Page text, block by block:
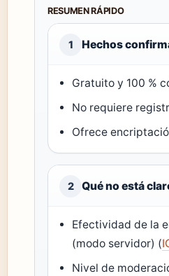
RESUMEN RÁPIDO
1 Hechos
Gratuito y 100 %
No requiere
Ofrece
2 Qué no está
Efectividad de la
(modo servidor) (
Nivel de